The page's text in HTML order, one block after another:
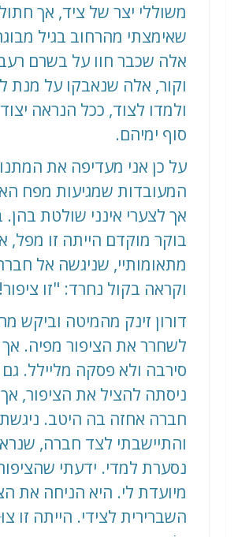
משוללי יצר של ציד, אך
שאימצתי מהרחוב בגיל
אלה שכבר חוו על בשרם
וקור, אלה שנאבקו על מנת
ולמדו לצוד, ככל הנראה
סוף ימיהם.
על כן אני מעדיפה את
המעובדות שמגיעות מפח
אך לצערי אינני שולטת בהן.
בוקר מוקדם הייתה זו מפל,
מתאומותיי, שניגשה אל
וקראה בקול נחרד: "זו
דורון זינק מהמיטה וביקש
לשחרר את הציפור מפיה.
סירבה ולא פסקה מליילל.
ניסתה להציל את הציפור, אך
חברה אחזה בה היטב.
והתיישבתי לצד חברה,
נסערת למדי. ידעתי
מיועדת לי. היא הניחה את
השברירית לצידי. הייתה זו